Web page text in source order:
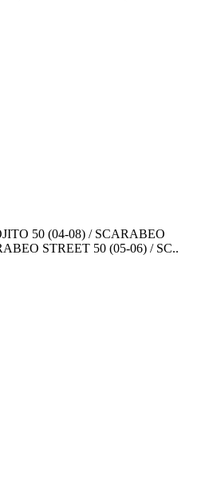
50 (04-08) / SCARABEO
STREET 50 (05-06) / SC..